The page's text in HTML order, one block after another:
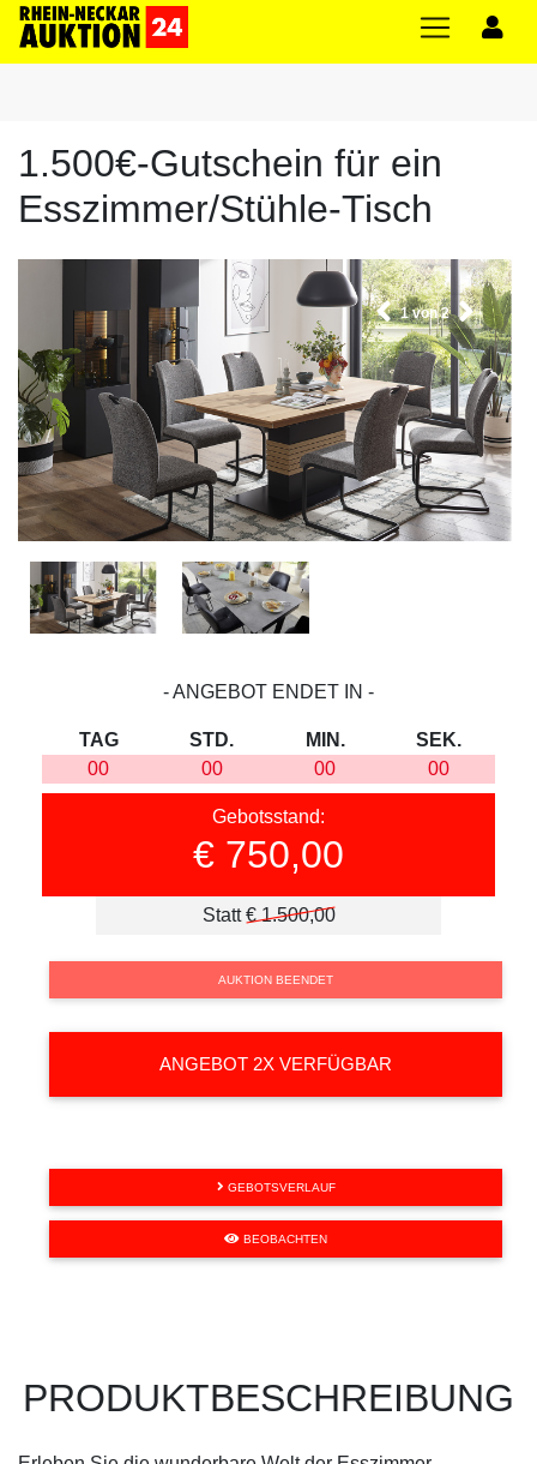
1.500€-Gutschein für ein
Esszimmer/Stühle-Tisch
1von 2
‐ ANGEBOT ENDET IN ‐
TAG STD. MIN.
SEK.
00
00 00 00
Gebotsstand:
€ 750,00
Statt€ 1.500,00
AUKTION BEENDET
ANGEBOT 2X VERFÜGBAR
GEBOTSVERLAUF
BEOBACHTEN
PRODUKTBESCHREIBUNG